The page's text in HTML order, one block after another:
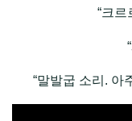
“크
“말발굽 소리. 아